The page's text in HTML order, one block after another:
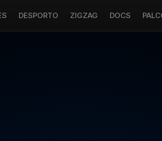
DESPORTO ZIGZAG DOCS